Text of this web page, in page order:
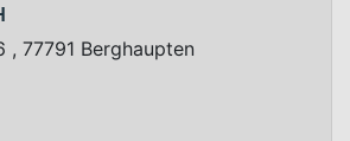
, 77791 Berghaupten